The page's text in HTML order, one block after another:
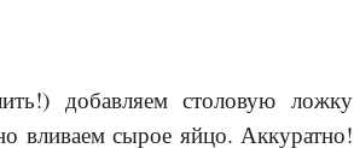
добавляем столовую ложку
вливаем сырое яйцо. Аккуратно!